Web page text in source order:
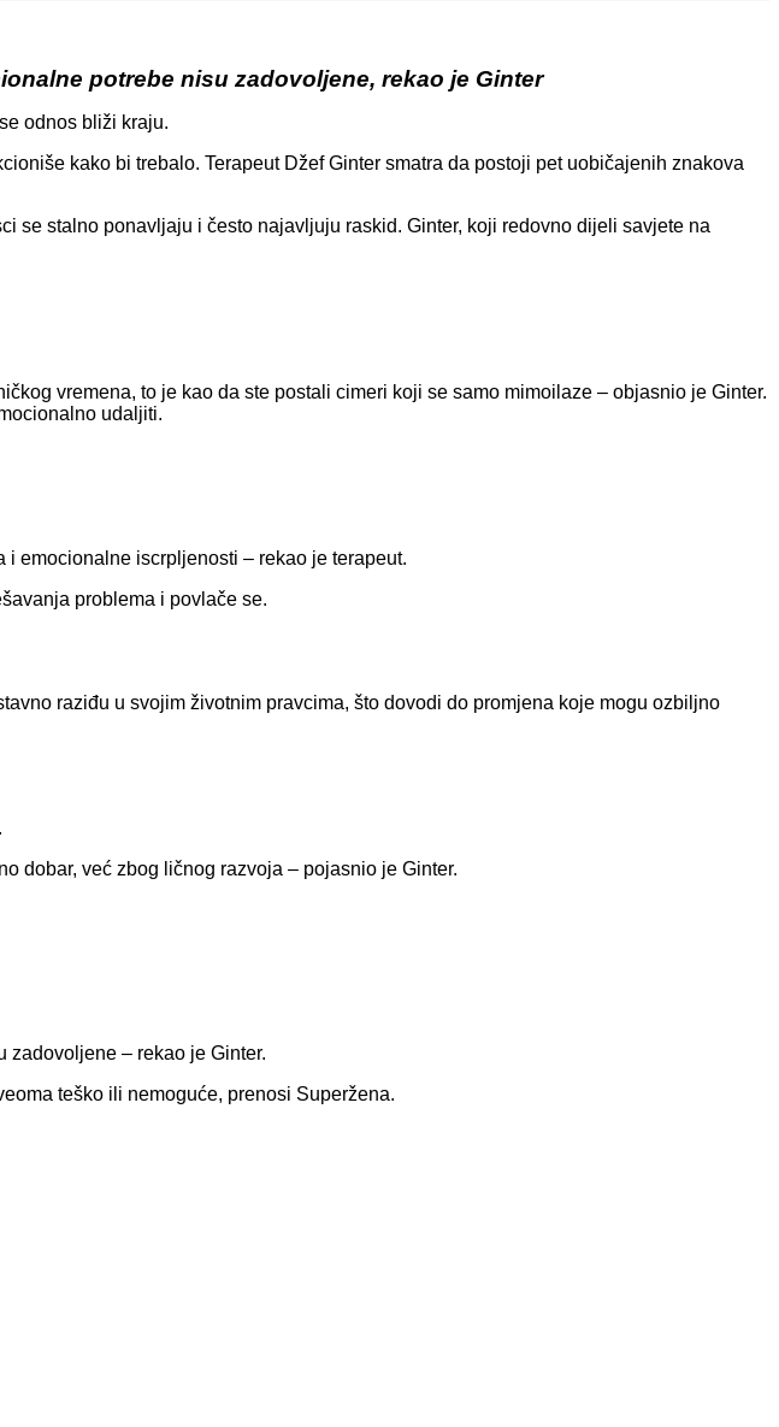
potrebe nisu zadovoljene, rekao je Ginter
odnos bliži kraju.
kako bi trebalo. Terapeut Džef Ginter smatra da postoji pet uobičajenih znakova
se stalno ponavljaju i često najavljuju raskid. Ginter, koji redovno dijeli savjete na
vremena, to je kao da ste postali cimeri koji se samo mimoilaze – objasnio je Ginter.
udaljiti.
emocionalne iscrpljenosti – rekao je terapeut.
problema i povlače se.
raziđu u svojim životnim pravcima, što dovodi do promjena koje mogu ozbiljno
dobar, već zbog ličnog razvoja – pojasnio je Ginter.
– rekao je Ginter.
teško ili nemoguće, prenosi Superžena.